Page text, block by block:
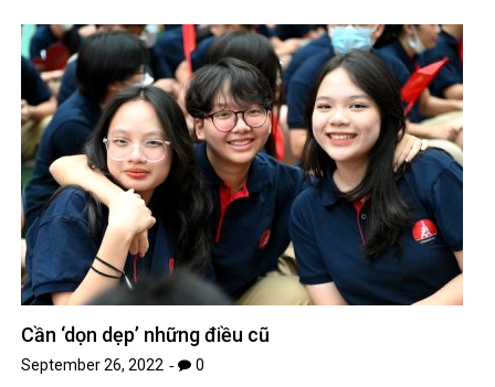
Cần ‘dọn dẹp’ những điều cũ
September 26, 2022 0